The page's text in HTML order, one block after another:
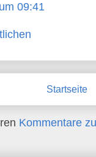
09:41
Startseite
Kommentare